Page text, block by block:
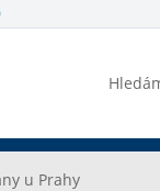
u Prahy